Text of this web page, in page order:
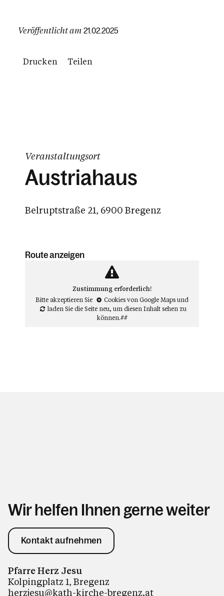
Veröffentlicht am 21.02.2025
Drucken Teilen
Veranstaltungsort
Austriahaus
Belruptstraße 21, 6900 Bregenz
Route anzeigen
Zustimmung erforderlich!
Bitte akzeptieren Sie
Cookies von Google Mapsund
laden Sie die Seite neu, um diesen Inhalt sehen zu
können.##
Wir helfen Ihnen gerne weiter
Kontakt aufnehmen
Pfarre Herz Jesu
Kolpingplatz 1, Bregenz
herzjesu@kath-kirche-bregenz.at